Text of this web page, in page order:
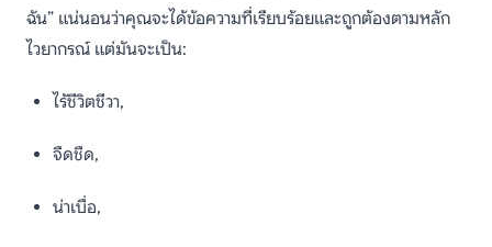
ฉัน” แน่นอนว่าคุณจะได้ข้อความที่เรียบร้อยและถูกต้องตามหลัก
ไวยากรณ์ แต่มันจะเป็น:
ไร้ชีวิตชีวา,
จืดชืด,
น่าเบื่อ,